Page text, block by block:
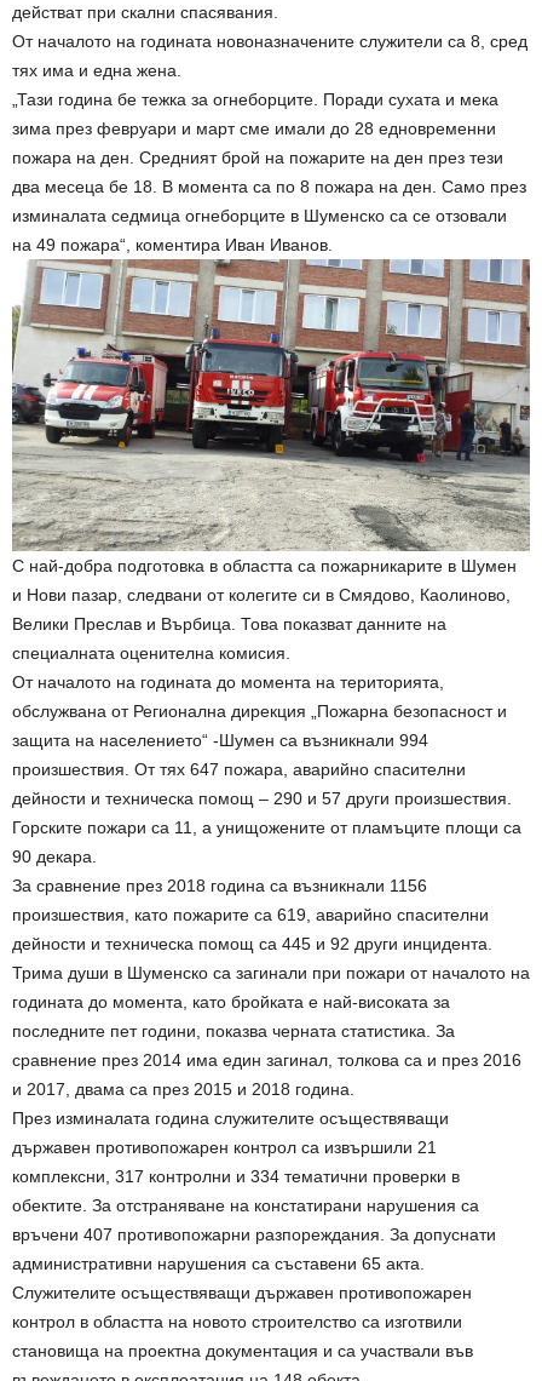
действат при скални спасявания.
От началото на годината новоназначените служители са 8, сред
тях има и една жена.
„Тази година бе тежка за огнеборците. Поради сухата и мека
зима през февруари и март сме имали до 28 едновременни
пожара на ден. Средният брой на пожарите на ден през тези
два месеца бе 18. В момента са по 8 пожара на ден. Само през
изминалата седмица огнеборците в Шуменско са се отзовали
на 49 пожара“, коментира Иван Иванов.
С най-добра подготовка в областта са пожарникарите в Шумен
и Нови пазар, следвани от колегите си в Смядово, Каолиново,
Велики Преслав и Върбица. Това показват данните на
специалната оценителна комисия.
От началото на годината до момента на територията,
обслужвана от Регионална дирекция „Пожарна безопасност и
защита на населението“ -Шумен са възникнали 994
произшествия. От тях 647 пожара, аварийно спасителни
дейности и техническа помощ – 290 и 57 други произшествия.
Горските пожари са 11, а унищожените от пламъците площи са
90 декара.
За сравнение през 2018 година са възникнали 1156
произшествия, като пожарите са 619, аварийно спасителни
дейности и техническа помощ са 445 и 92 други инцидента.
Трима души в Шуменско са загинали при пожари от началото на
годината до момента, като бройката е най-високата за
последните пет години, показва черната статистика. За
сравнение през 2014 има един загинал, толкова са и през 2016
и 2017, двама са през 2015 и 2018 година.
През изминалата година служителите осъществяващи
държавен противопожарен контрол са извършили 21
комплексни, 317 контролни и 334 тематични проверки в
обектите. За отстраняване на констатирани нарушения са
връчени 407 противопожарни разпореждания. За допуснати
административни нарушения са съставени 65 акта.
Служителите осъществяващи държавен противопожарен
контрол в областта на новото строителство са изготвили
становища на проектна документация и са участвали във